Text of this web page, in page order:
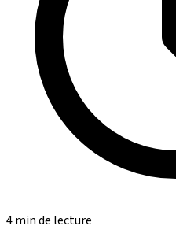
4 min de lecture